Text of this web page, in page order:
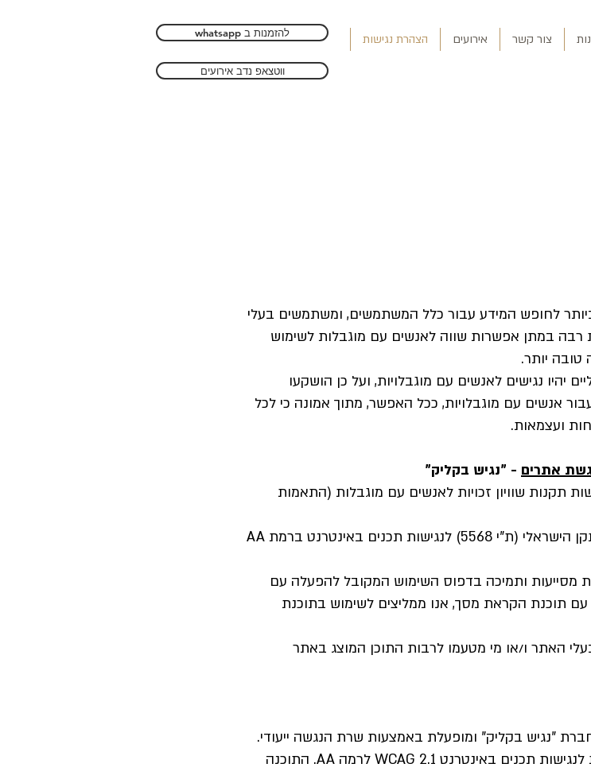
whatsapp להזמנות ב צור קשר אירועים הצהרת נגישות
ווטצאפ נדב אירועים
לחופש המידע עבור כלל המשתמשים, ומשתמשים בעלי
רבה במתן אפשרות שווה לאנשים עם מוגבלות לשימוש
טובה יותר.
יהיו נגישים לאנשים עם מוגבלויות, ועל כן הושקעו
אנשים עם מוגבלויות, ככל האפשר, מתוך אמונה כי לכל
ועצמאות.
אתרים - "נגיש בקליק"
תקנות שוויון זכויות לאנשים עם מוגבלות (התאמות
התאמות הנגישות בוצעו עפ"י המלצות התקן הישראלי (ת"י 5568) לנגישות תכנים באינטרנט ברמת AA
מסייעות ותמיכה בדפוס השימוש המקובל להפעלה עם
תוכנת הקראת מסך, אנו ממליצים לשימוש בתוכנת
האתר ו/או מי מטעמו לרבות התוכן המוצג באתר
"נגיש בקליק" ומופעלת באמצעות שרת הנגשה ייעודי.
התוכנה מאפשרת לאתר להיצמד להנחיות לנגישות תכנים באינטרנט WCAG 2.1 לרמה AA. התוכנה